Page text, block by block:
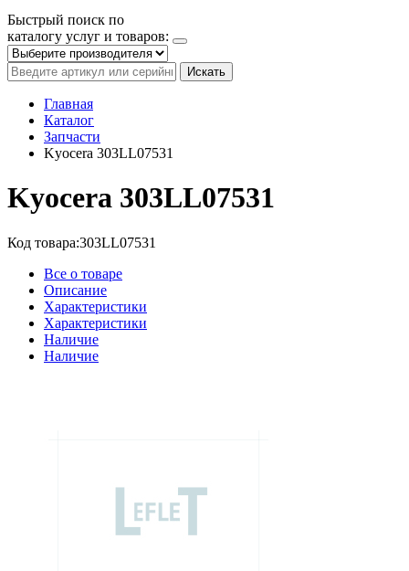
Быстрый поиск по
каталогу услуг и товаров:
Искать
Главная
Каталог
Запчасти
Kyocera 303LL07531
Kyocera 303LL07531
Код товара:303LL07531
Все о товаре
Описание
Характеристики
Характеристики
Наличие
Наличие